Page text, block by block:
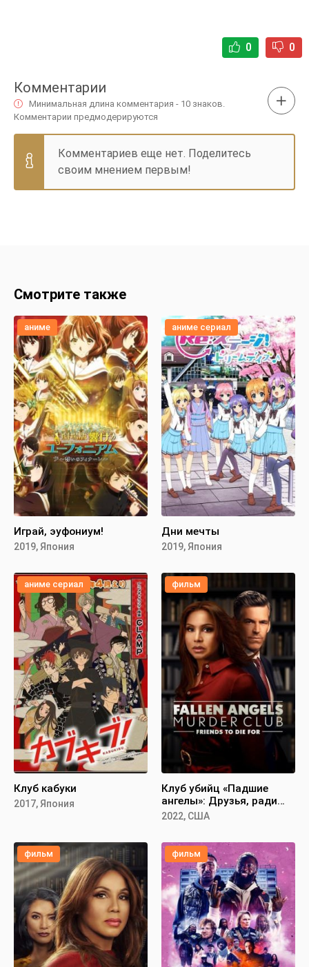
0 0
Комментарии
Минимальная длина комментария - 10 знаков.
Комментарии предмодерируются
Комментариев еще нет. Поделитесь
своим мнением первым!
Смотрите также
аниме
Играй, эуфониум!
2019, Япония
аниме сериал
Дни мечты
2019, Япония
аниме сериал
Клуб кабуки
2017, Япония
фильм
Клуб убийц «Падшие
ангелы»: Друзья, ради
которых стоит умереть
2022, США
фильм фильм